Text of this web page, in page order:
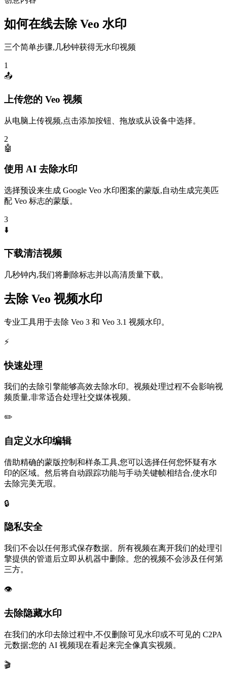
如何在线去除 Veo 水印
三个简单步骤,几秒钟获得无水印视频
1
📤
上传您的 Veo 视频
从电脑上传视频,点击添加按钮、拖放或从设备中选择。
2
🤖
使用 AI 去除水印
选择预设来生成 Google Veo 水印图案的蒙版,自动生成完美匹
配 Veo 标志的蒙版。
3
⬇️
下载清洁视频
几秒钟内,我们将删除标志并以高清质量下载。
去除 Veo 视频水印
专业工具用于去除 Veo 3 和 Veo 3.1 视频水印。
⚡
快速处理
我们的去除引擎能够高效去除水印。视频处理过程不会影响视
频质量,非常适合处理社交媒体视频。
✏️
自定义水印编辑
借助精确的蒙版控制和样条工具,您可以选择任何您怀疑有水
印的区域。然后将自动跟踪功能与手动关键帧相结合,使水印
去除完美无瑕。
🔒
隐私安全
我们不会以任何形式保存数据。所有视频在离开我们的处理引
擎提供的管道后立即从机器中删除。您的视频不会涉及任何第
三方。
👁️
去除隐藏水印
在我们的水印去除过程中,不仅删除可见水印或不可见的 C2PA
元数据;您的 AI 视频现在看起来完全像真实视频。
🎬